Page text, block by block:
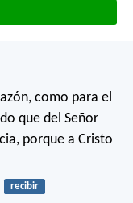
como para el
que del Señor
porque a Cristo
recibir